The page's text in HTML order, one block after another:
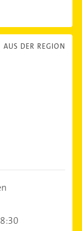
AUS DER REGION